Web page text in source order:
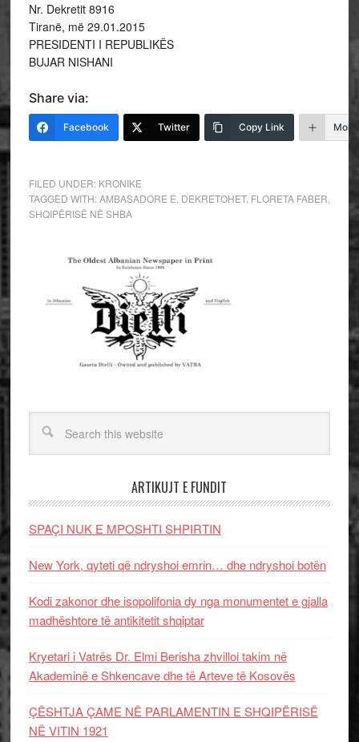
Nr. Dekretit 8916
Tiranë, më 29.01.2015
PRESIDENTI I REPUBLIKËS
BUJAR NISHANI
Share via:
Facebook Twitter Copy Link More
FILED UNDER: KRONIKE
TAGGED WITH:AMBASADORE E DEKRETOHET, FLORETA FABER
SHQIPËRISË NË SHBA
ARTIKUJT E FUNDIT
SPAÇI NUK E MPOSHTI SHPIRTIN
New York, qyteti që ndryshoi emrin… dhe ndryshoi botën
Kodi zakonor dhe isopolifonia dy nga monumentet e gjalla
madhështore të antikitetit shqiptar
Kryetari i Vatrës Dr. Elmi Berisha zhvilloi takim në
Akademinë e Shkencave dhe të Arteve të Kosovës
ÇËSHTJA ÇAME NË PARLAMENTIN E SHQIPËRISË
NË VITIN 1921